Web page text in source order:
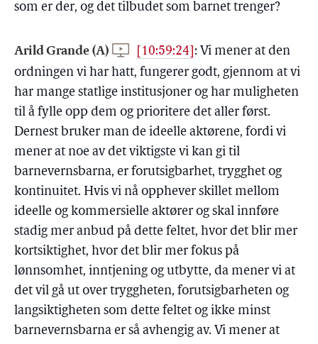
som er der, og det tilbudet som barnet trenger?
Arild Grande (A) [10:59:24] : Vi mener at den
ordningen vi har hatt, fungerer godt, gjennom at vi
har mange statlige institusjoner og har muligheten
til å fylle opp dem og prioritere det aller først.
Dernest bruker man de ideelle aktørene, fordi vi
mener at noe av det viktigste vi kan gi til
barnevernsbarna, er forutsigbarhet, trygghet og
kontinuitet. Hvis vi nå opphever skillet mellom
ideelle og kommersielle aktører og skal innføre
stadig mer anbud på dette feltet, hvor det blir mer
kortsiktighet, hvor det blir mer fokus på
lønnsomhet, inntjening og utbytte, da mener vi at
det vil gå ut over tryggheten, forutsigbarheten og
langsiktigheten som dette feltet og ikke minst
barnevernsbarna er så avhengig av. Vi mener at